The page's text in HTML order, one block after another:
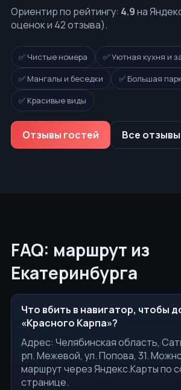
Ориентир по рейтингу: 4.9на
оценок и 42 отзыва).
✅ Чистые номера
✅ Уютная кухня и
✅ Мангалы и беседки
✅ Большая
✅ Красивые виды
Отзывы гостей Все
FAQ: маршрут из
Екатеринбурга
Что вбить в навигатор, чтобы
«Красного Карпа»?
Адрес: Челябинская область,
рп. Межевой, ул. Попова, 31.
маршрут через Яндекс.Карты по
странице.